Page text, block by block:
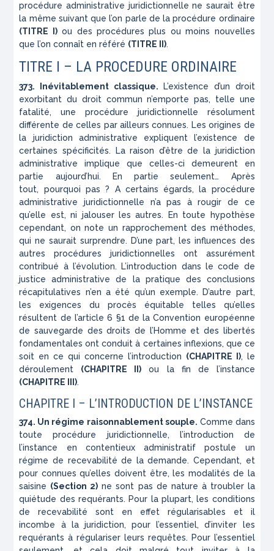
procédure administrative juridictionnelle ne saurait être
la même suivant que l’on parle de la procédure ordinaire
(TITRE I)ou des procédures plus ou moins nouvelles
que l’on connaît en référé (TITRE II).
TITRE I – LA PROCEDURE ORDINAIRE
373. Inévitablement classique. L’existence d’un droit
exorbitant du droit commun n’emporte pas, telle une
fatalité, une procédure juridictionnelle résolument
différente de celles par ailleurs connues. Les origines de
la juridiction administrative expliquent l’existence de
certaines spécificités. La raison d’être de la juridiction
administrative implique que celles-ci demeurent en
partie aujourd’hui. En partie seulement… Après
tout, pourquoi pas ? A certains égards, la procédure
administrative juridictionnelle n’a pas à rougir de ce
qu’elle est, ni jalouser les autres. En toute hypothèse
cependant, on note un rapprochement des méthodes,
qui ne saurait surprendre. D’une part, les influences des
autres procédures juridictionnelles ont assurément
contribué à l’évolution. L’introduction dans le code de
justice administrative de la pratique des conclusions
récapitulatives n’en a été qu’un exemple. D’autre part,
les exigences du procès équitable telles qu’elles
résultent de l’article 6 §1 de la Convention européenne
de sauvegarde des droits de l’Homme et des libertés
fondamentales ont conduit à certaines inflexions, que ce
soit en ce qui concerne l’introduction (CHAPITRE I), le
déroulement (CHAPITRE II) ou la fin de l’instance
(CHAPITRE III).
CHAPITRE I – L’INTRODUCTION DE L’INSTANCE
374. Un régime raisonnablement souple. Comme dans
toute procédure juridictionnelle, l’introduction de
l’instance en contentieux administratif postule un
régime de recevabilité de la demande. Cependant, et
pour connues qu’elles doivent être, les modalités de la
saisine (Section 2) ne sont pas de nature à troubler la
quiétude des requérants. Pour la plupart, les conditions
de recevabilité sont en effet régularisables et il
incombe à la juridiction, pour l’essentiel, d’inviter les
requérants à régulariser leurs requêtes. Pour l’essentiel